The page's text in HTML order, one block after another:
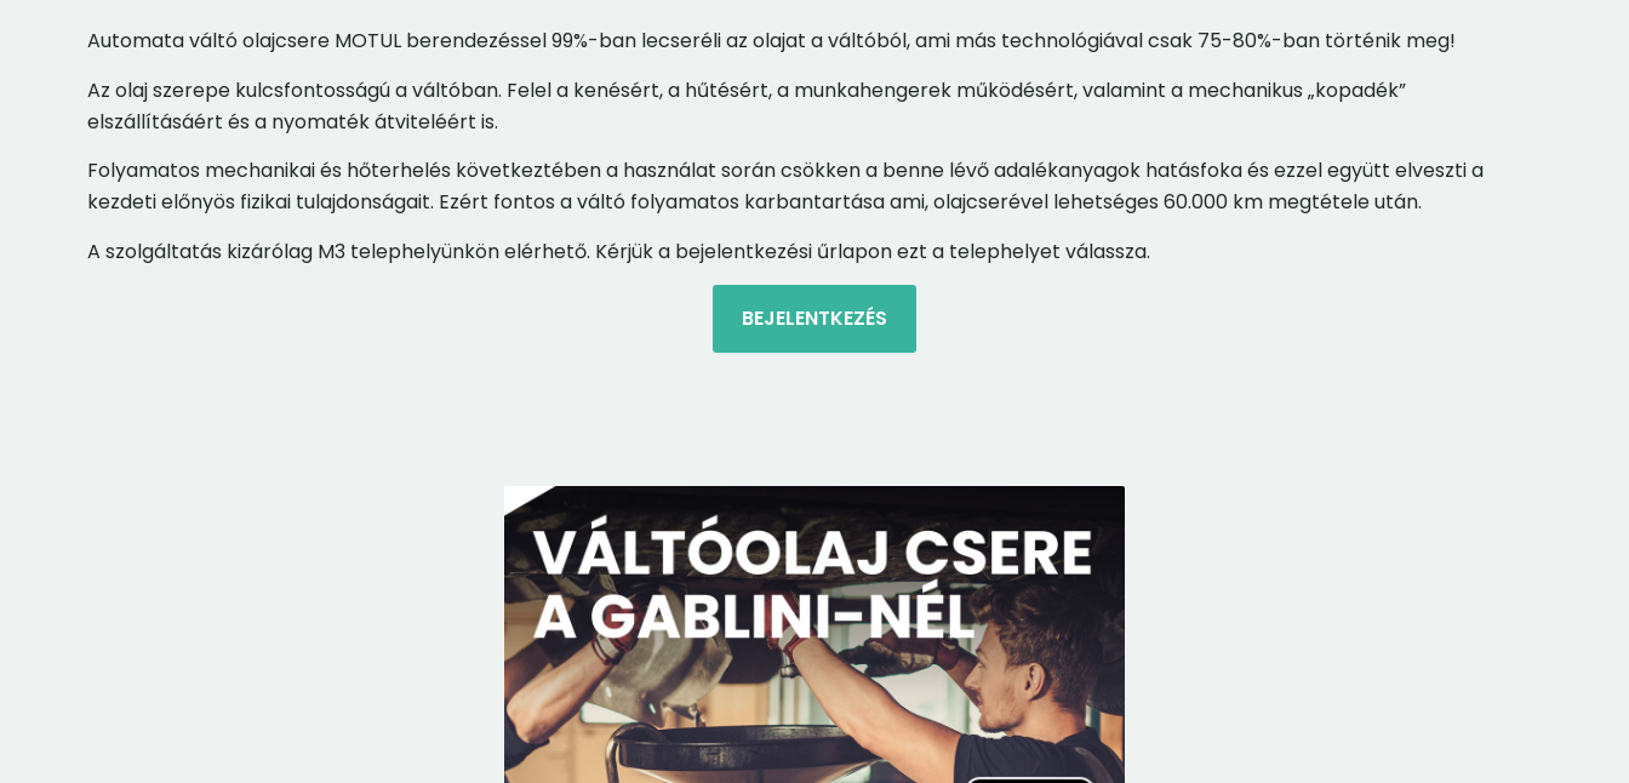
Automata váltó olajcsere MOTUL berendezéssel 99%-ban lecseréli az olajat a váltóból, ami más technológiával csak 75-80%-ban történik meg!
Az olaj szerepe kulcsfontosságú a váltóban. Felel a kenésért, a hűtésért, a munkahengerek működésért, valamint a mechanikus „kopadék”
elszállításáért és a nyomaték átviteléért is.
Folyamatos mechanikai és hőterhelés következtében a használat során csökken a benne lévő adalékanyagok hatásfoka és ezzel együtt elveszti a
kezdeti előnyös fizikai tulajdonságait. Ezért fontos a váltó folyamatos karbantartása ami, olajcserével lehetséges 60.000 km megtétele után.
A szolgáltatás kizárólag M3 telephelyünkön elérhető. Kérjük a bejelentkezési űrlapon ezt a telephelyet válassza.
BEJELENTKEZÉS